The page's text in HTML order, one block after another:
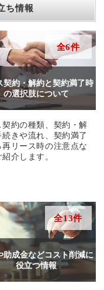
ち情報
全6件
契約・解約と契約満了時
の選択肢について
契約の種類、契約・解
続きや流れ、契約満了
再リース時の注意点な
介します。
全13件
助成金などコスト削減に
役立つ情報